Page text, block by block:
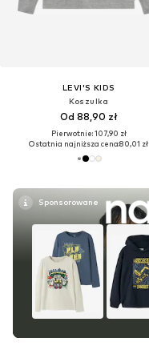
LEVI'S KIDS
Koszulka
Od 88,90 zł
Pierwotnie: 107,90 zł
Ostatnia najniższa cena:80,01 zł